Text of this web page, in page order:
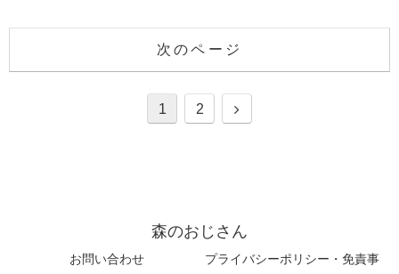
次のページ
1 2
森のおじさん
お問い合わせ
プライバシーポリシー・免責事